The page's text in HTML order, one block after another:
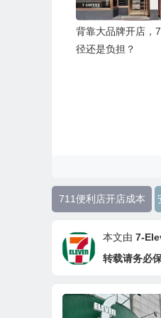
背靠大品牌开店，
径还是负担？
711便利店开店成本
本文由 7-
转载请务必